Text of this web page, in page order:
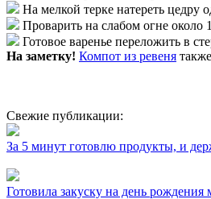
На мелкой терке натереть цедру
Проварить на слабом огне
Готовое варенье переложить в
На заметку! Компот из ревеня
Свежие публикации:
За 5 минут готовлю продукты, и
Готовила закуску на день